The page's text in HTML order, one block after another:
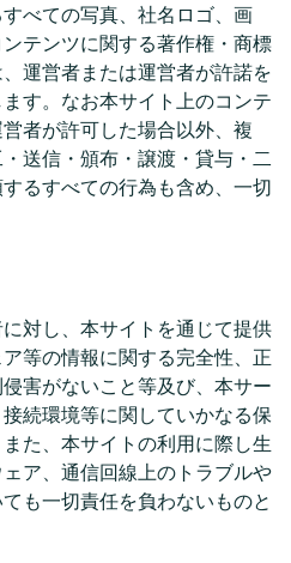
べての写真、社名ロゴ、画
テンツに関する著作権・商標
運営者または運営者が許諾を
す。なお本サイト上のコンテ
者が許可した場合以外、複
送信・頒布・譲渡・貸与・二
るすべての行為も含め、一切
対し、本サイトを通じて提供
等の情報に関する完全性、正
害がないこと等及び、本サー
続環境等に関していかなる保
た、本サイトの利用に際し生
ア、通信回線上のトラブルや
も一切責任を負わないものと